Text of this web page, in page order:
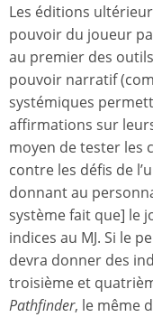
Les éditions
pouvoir du joueur
au premier des
pouvoir narratif
systémiques
affirmations sur
moyen de tester les
contre les défis de
donnant au
système fait que] le
indices au MJ. Si le
devra donner des
troisième et
Pathfinder, le même